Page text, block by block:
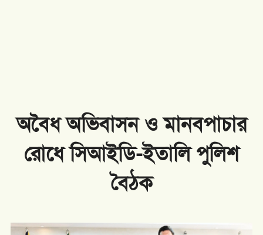
অবৈধ অভিবাসন ও মানবপাচার
রোধে সিআইডি-ইতালি পুলিশ
বৈঠক